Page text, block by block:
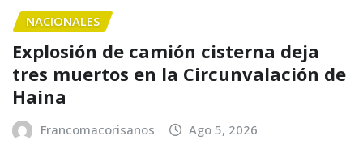
NACIONALES
Explosión de camión cisterna deja
tres muertos en la Circunvalación de
Haina
Francomacorisanos Ago 5, 2026